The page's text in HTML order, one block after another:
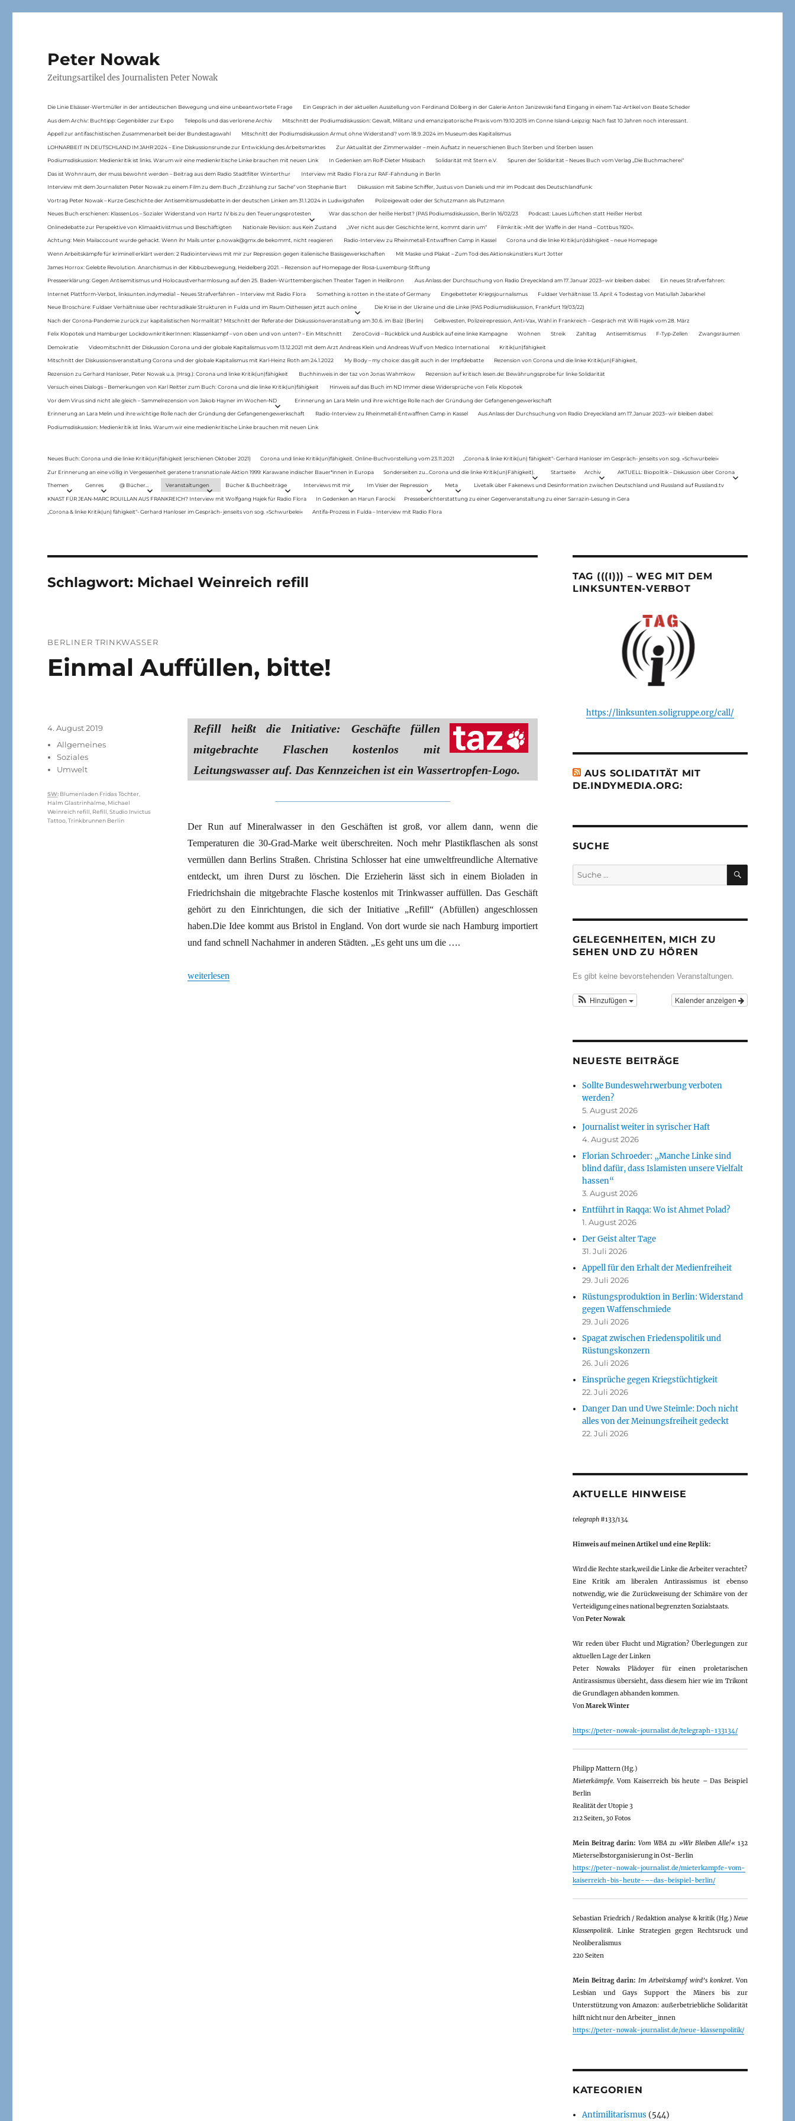
Peter Nowak
Zeitungsartikel des Journalisten Peter Nowak
Die Linie Elsässer-Wertmüller in der antideutschen Bewegung und eine unbeantwortete Frage Ein Gespräch in der aktuellen Ausstellung von Ferdinand Dölberg in der Galerie Anton Janizewski fand Eingang in einem Taz-Artikel von Beate Scheder
Aus dem Archiv: Buchtipp: Gegenbilder zur Expo Telepolis und das verlorene Archiv Mitschnitt der Podiumsdiskussion: Gewalt, Militanz und emanzipatorische Praxis vom 19.10.2015 im Conne Island-Leipzig: Nach fast 10 Jahren noch interessant.
Appell zur antifaschistischen Zusammenarbeit bei der Bundestagswahl Mitschnitt der Podiumsdiskussion Armut ohne Widerstand? vom 18.9..2024 im Museum des Kapitalismus
LOHNARBEIT IN DEUTSCHLAND IM JAHR 2024 – Eine Diskussionsrunde zur Entwicklung des Arbeitsmarktes Zur Aktualität der Zimmerwalder – mein Aufsatz in neuerschienen Buch Sterben und Sterben lassen
Podiumsdiskussion: Medienkritik ist links. Warum wir eine medienkritische Linke brauchen mit neuen Link In Gedenken am Rolf-Dieter Missbach Solidarität mit Stern e.V. Spuren der Solidarität – Neues Buch vom Verlag „Die Buchmacherei“
Das ist Wohnraum, der muss bewohnt werden – Beitrag aus dem Radio Stadtfilter Winterthur Interview mit Radio Flora zur RAF-Fahndung in Berlin
Interview mit dem Journalisten Peter Nowak zu einem Film zu dem Buch „Erzählung zur Sache“ von Stephanie Bart Diskussion mit Sabine Schiffer, Justus von Daniels und mir im Podcast des Deutschlandfunk:
Vortrag Peter Nowak – Kurze Geschichte der Antisemitismusdebatte in der deutschen Linken am 31.1.2024 in Ludwigshafen Polizeigewalt oder der Schutzmann als Putzmann
Neues Buch erschienen: KlassenLos – Sozialer Widerstand von Hartz IV bis zu den Teuerungsprotesten War das schon der heiße Herbst? (PAS Podiumsdiskussion, Berlin 16/02/23 Podcast: Laues Lüftchen statt Heißer Herbst
Onlinedebatte zur Perspektive von Klimaaktivistmus und Beschäftigten Nationale Revision: aus Kein Zustand „Wer nicht aus der Geschichte lernt, kommt darin um“ Filmkritik: »Mit der Waffe in der Hand – Cottbus 1920«.
Achtung: Mein Mailaccount wurde gehackt. Wenn ihr Mails unter p.nowak@gmx.de bekommt, nicht reagieren Radio-Interview zu Rheinmetall-Entwaffnen Camp in Kassel Corona und die linke Kritik(un)dähigkeit – neue Homepage
Wenn Arbeitskämpfe für kriminell erklärt werden: 2 Radiointerviews mit mir zur Repression gegen italienische Basisgewerkschaften Mit Maske und Plakat – Zum Tod des Aktionskünstlers Kurt Jotter
James Horrox: Gelebte Revolution. Anarchismus in der Kibbuzbewegung, Heidelberg 2021. – Rezension auf Homepage der Rosa-Luxemburg-Stiftung
Presseerklärung: Gegen Antisemitismus und Holocaustverharmlosung auf den 25. Baden-Württembergischen Theater Tagen in Heilbronn Aus Anlass der Durchsuchung von Radio Dreyeckland am 17.Januar 2023– wir bleiben dabei: Ein neues Strafverfahren:
Internet Plattform-Verbot, linksunten.indymedia1 – Neues Strafverfahren – Interview mit Radio Flora Something is rotten in the state of Germany Eingebetteter Kriegsjournalismus Fuldaer Verhältnisse: 13. April: 4 Todestag von Matiul­lah Jabarkhel
Neue Broschüre: Fuldaer Verhältnisse über rechtsradikale Strukturen in Fulda und im Raum Osthessen jetzt auch online Die Krise in der Ukraine und die Linke (PAS Podiumsdiskussion, Frankfurt 19/03/22)
Nach der Corona-Pandemie zurück zur kapitalistischen Normalität? Mitschnitt der Referate der Diskussionsveranstaltung am 30.6. im Baiz (Berlin) Gelbwesten, Polizeirepression, Anti-Vax, Wahl in Frankreich – Gespräch mit Willi Hajek vom 28. März
Felix Klopotek und Hamburger LockdownkritikerInnen: Klassenkampf – von oben und von unten? – Ein Mitschnitt ZeroCovid – Rückblick und Ausblick auf eine linke Kampagne Wohnen Streik Zahltag Antisemitismus F-Typ-Zellen Zwangsräumen
Demokratie Videomitschnitt der Diskussion Corona und der globale Kapitalismus vom 13.12.2021 mit dem Arzt Andreas Klein und Andreas Wulf von Medico International Kritik(un)fähigkeit
Mitschnitt der Diskussionsveranstaltung Corona und der globale Kapitalismus mit Karl-Heinz Roth am 24.1.2022 My Body – my choice: das gilt auch in der Impfdebatte Rezension von Corona und die linke Kritik(un)Fähigkeit,
Rezension zu Gerhard Hanloser, Peter Nowak u.a. (Hrsg.): Corona und linke Kritik(un)fähigkeit Buchhinweis in der taz von Jonas Wahmkow Rezension auf kritisch lesen.de: Bewährungsprobe für linke Solidarität
Versuch eines Dialogs – Bemerkungen von Karl Reitter zum Buch: Corona und die linke Kritik(un)fähigkeit Hinweis auf das Buch im ND Immer diese Widersprüche von Felix Klopotek
Vor dem Virus sind nicht alle gleich – Sammelrezension von Jakob Hayner im Wochen-ND Erinnerung an Lara Melin und ihre wichtige Rolle nach der Gründung der Gefangenengewerkschaft
Erinnerung an Lara Melin und ihre wichtige Rolle nach der Gründung der Gefangenengewerkschaft Radio-Interview zu Rheinmetall-Entwaffnen Camp in Kassel Aus Anlass der Durchsuchung von Radio Dreyeckland am 17.Januar 2023– wir bleiben dabei:
Podiumsdiskussion: Medienkritik ist links. Warum wir eine medienkritische Linke brauchen mit neuen Link
Neues Buch: Corona und die linke Kritik(un)fähigkeit (erschienen Oktober 2021) Corona und linke Kritik(un)fähigkeit. Online-Buchvorstellung vom 23.11.2021 „Corona & linke Kritik(un) fähigkeit“- Gerhard Hanloser im Gespräch- jenseits von sog. »Schwurbelei«
Zur Erinnerung an eine völlig in Vergessenheit geratene transnationale Aktion 1999: Karawane indischer Bauer*innen in Europa Sonderseiten zu…Corona und die linke Kritik(un)Fähigkeit). Startseite Archiv AKTUELL: Biopolitik – Diskussion über Corona
Themen Genres @ Bücher… Veranstaltungen Bücher & Buchbeiträge Interviews mit mir Im Visier der Repression Meta Livetalk über Fakenews und Desinformation zwischen Deutschland und Russland auf Russland.tv
KNAST FÜR JEAN-MARC ROUILLAN AUS FRANKREICH? Interview mit Wolfgang Hajek für Radio Flora In Gedenken an Harun Farocki Presseberichterstattung zu einer Gegenveranstaltung zu einer Sarrazin-Lesung in Gera
„Corona & linke Kritik(un) fähigkeit“- Gerhard Hanloser im Gespräch- jenseits von sog. »Schwurbelei« Antifa-Prozess in Fulda – Interview mit Radio Flora
Schlagwort: Michael Weinreich refill
BERLINER TRINKWASSER
Einmal Auffüllen, bitte!
Refill heißt die Initiative: Geschäfte füllen
mitgebrachte Flaschen kostenlos mit
Leitungswasser auf. Das Kennzeichen ist ein Wassertropfen-Logo.
Der Run auf Mineralwasser in den Geschäften ist groß, vor allem dann, wenn die
Temperaturen die 30-Grad-Marke weit überschreiten. Noch mehr Plastikflaschen als sonst
vermüllen dann Berlins Straßen. Christina Schlosser hat eine umweltfreundliche Alternative
entdeckt, um ihren Durst zu löschen. Die Erzieherin lässt sich in einem Bioladen in
Friedrichshain die mitgebrachte Flasche kostenlos mit Trinkwasser auffüllen. Das Geschäft
gehört zu den Einrichtungen, die sich der Initiative „Refill“ (Abfüllen) angeschlossen
haben.Die Idee kommt aus Bristol in England. Von dort wurde sie nach Hamburg importiert
und fand schnell Nachahmer in anderen Städten. „Es geht uns um die ….
„Einmal Auffüllen, bitte!“
weiterlesen
Veröffentlicht
4. August 2019
Kategorien
Allgemeines
Soziales
Umwelt
Schlagwörter
SW: Blumenladen Fridas Töchter
Halm Glastrinhalme Michael
Weinreich refill Refill ,Studio Invictus
Tattoo ,Trinkbrunnen Berlin
TAG (((I))) – WEG MIT DEM
LINKSUNTEN-VERBOT
https://linksunten.soligruppe.org/call/
AUS SOLIDATITÄT MIT
DE.INDYMEDIA.ORG:
SUCHE
Suche
nach:
SUCHEN
GELEGENHEITEN, MICH ZU
SEHEN UND ZU HÖREN
Es gibt keine bevorstehenden Veranstaltungen.
Kalender anzeigen
Hinzufügen
NEUESTE BEITRÄGE
Sollte Bundeswehrwerbung verboten
werden?
5. August 2026
Journalist weiter in syrischer Haft
4. August 2026
Florian Schroeder: „Manche Linke sind
blind dafür, dass Islamisten unsere Vielfalt
hassen“
3. August 2026
Entführt in Raqqa: Wo ist Ahmet Polad?
1. August 2026
Der Geist alter Tage
31. Juli 2026
Appell für den Erhalt der Medienfreiheit
29. Juli 2026
Rüstungsproduktion in Berlin: Widerstand
gegen Waffenschmiede
29. Juli 2026
Spagat zwischen Friedenspolitik und
Rüstungskonzern
26. Juli 2026
Einsprüche gegen Kriegstüchtigkeit
22. Juli 2026
Danger Dan und Uwe Steimle: Doch nicht
alles von der Meinungsfreiheit gedeckt
22. Juli 2026
AKTUELLE HINWEISE
telegraph#133/134
Hinweis auf meinen Artikel und eine Replik:
Wird die Rechte stark,weil die Linke die Arbeiter verachtet?
Eine Kritik am liberalen Antirassismus ist ebenso
notwendig, wie die Zurückweisung der Schimäre von der
Verteidigung eines national begrenzten Sozialstaats.
VonPeter Nowak
Wir reden über Flucht und Migration? Überlegungen zur
aktuellen Lage der Linken
Peter Nowaks Plädoyer für einen proletarischen
Antirassismus übersieht, dass diesem hier wie im Trikont
die Grundlagen abhanden kommen.
VonMarek Winter
https://peter-nowak-journalist.de/telegraph-133134/
Philipp Mattern (Hg.)
Mieterkämpfe. Vom Kaiserreich bis heute – Das Beispiel
Berlin
Realität der Utopie 3
212 Seiten, 30 Fotos
Mein Beitrag darin: Vom WBA zu »Wir Bleiben Alle!«132
Mieterselbstorganisierung in Ost-Berlin
https://peter-nowak-journalist.de/mieterkampfe-vom-
kaiserreich-bis-heute-–-das-beispiel-berlin/
Sebastian Friedrich / Redaktion analyse & kritik (Hg.) Neue
Klassenpolitik. Linke Strategien gegen Rechtsruck und
Neoliberalismus
220 Seiten
Mein Beitrag darin: Im Arbeitskampf wird’s konkret. Von
Lesbian und Gays Support the Miners bis zur
Unterstützung von Amazon: außerbetriebliche Solidarität
hilft nicht nur den Arbeiter_innen
https://peter-nowak-journalist.de/neue-klassenpolitik/
KATEGORIEN
Antimilitarismus (544)